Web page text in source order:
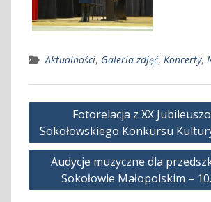
Aktualności, Galeria zdjęć, Koncerty,
Nawigacja
wpisu
Fotorelacja z XX
Sokołowskiego Konkursu
Audycje muzyczne dla
Sokołowie Małopolskim –